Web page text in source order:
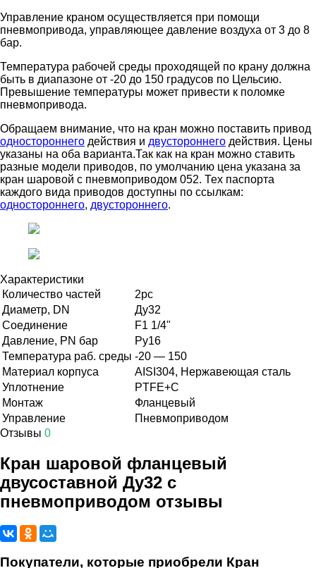
Управление краном осуществляется при помощи
пневмопривода, управляющее давление воздуха от 3 до 8
бар.
Температура рабочей среды проходящей по крану должна
быть в диапазоне от -20 до 150 градусов по Цельсию.
Превышение температуры может привести к поломке
пневмопривода.
Обращаем внимание, что на кран можно поставить привод
одностороннего действия и двустороннего действия. Цены
указаны на оба варианта.Так как на кран можно ставить
разные модели приводов, по умолчанию цена указана за
кран шаровой с пневмоприводом 052. Тех паспорта
каждого вида приводов доступны по ссылкам:
одностороннего, двустороннего.
Характеристики
Количество частей
2pc
Диаметр, DN
Ду32
Соединение
F1 1/4"
Давление, PN бар
Ру16
Температура раб. среды -20 — 150
Материал корпуса
AISI304, Нержавеющая сталь
Уплотнение
PTFE+C
Монтаж
Фланцевый
Управление
Пневмоприводом
Отзывы 0
Кран шаровой фланцевый
двусоставной Ду32 с
пневмоприводом отзывы
Покупатели, которые приобрели Кран